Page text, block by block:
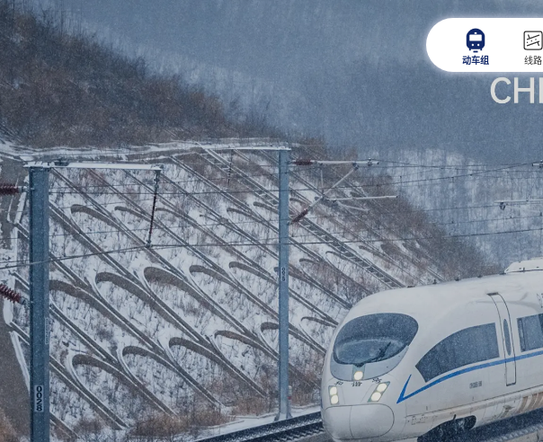
动车组 线路